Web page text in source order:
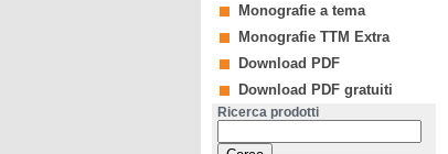
Monografie a tema
Monografie TTM Extra
Download PDF
Download PDF gratuiti
Ricerca prodotti